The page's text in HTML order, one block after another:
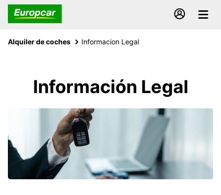
Alquiler de coches Informacion Legal
Información Legal